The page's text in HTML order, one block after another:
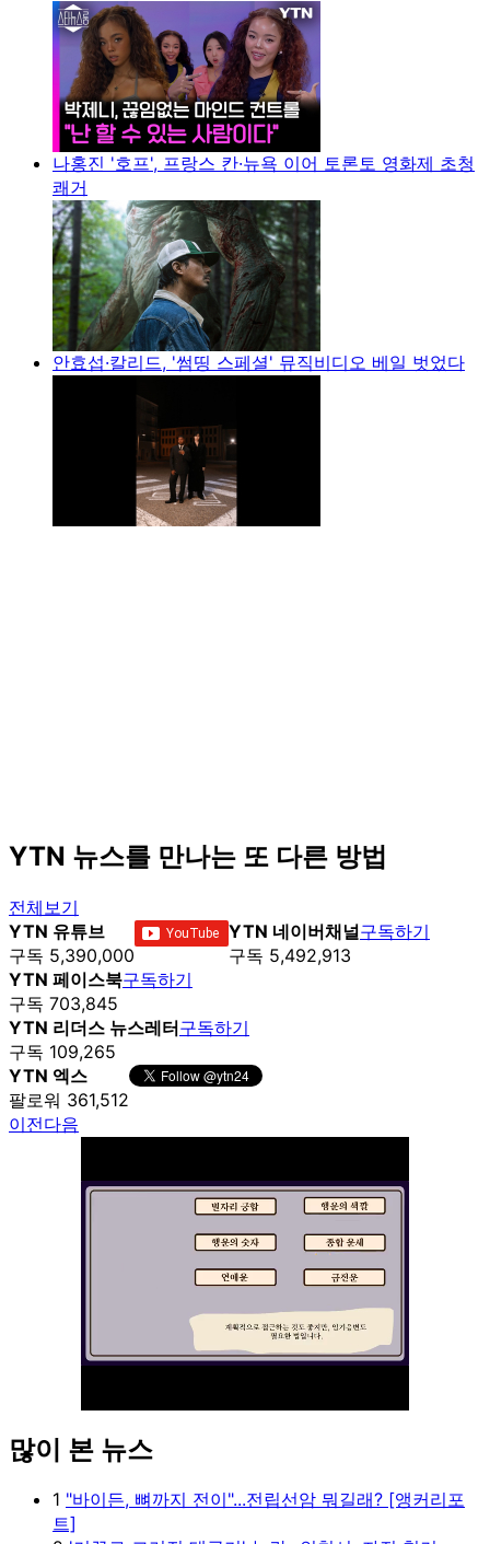
나홍진 '호프', 프랑스 칸·뉴욕 이어 토론토 영화제 초청
쾌거
안효섭·칼리드, '썸띵 스페셜' 뮤직비디오 베일 벗었다
YTN 뉴스를 만나는 또 다른 방법
전체보기
YTN 유튜브
구독 5,390,000
YTN 네이버채널
구독 5,492,913
구독하기
YTN 페이스북
구독 703,845
구독하기
YTN 리더스 뉴스레터
구독 109,265
구독하기
YTN 엑스
팔로워 361,512
이전다음
많이 본 뉴스
1 "바이든, 뼈까지 전이"...전립선암 뭐길래? [앵커리포
트]